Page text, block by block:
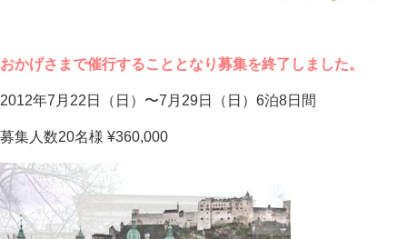
おかげさまで催行することとなり募集を終了しました。
2012年7月22日（日）〜7月29日（日）6泊8日間
募集人数20名様 ¥360,000